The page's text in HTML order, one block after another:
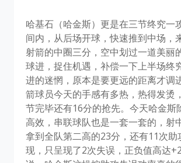
哈基石（哈金斯）更是在三节终究一
间内，从后场开球，快速推到中场，
射箭的中圈三分，空中划过一道美丽
球进，捉住机遇，补偿一下上半场终
进的迷惘，原本是要更远的距离才调
箭球员今天的手感有多热，热得发烫
节完毕还有16分的抢先。今天哈金斯
高效，串联球队也是一套一套的，射
拿到全队第二高的23分，还有11次助
现，只呈现了2次失误，正负值高达